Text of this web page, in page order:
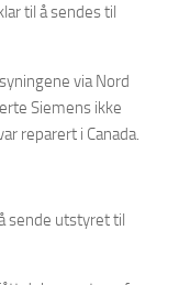
til å sendes til
via Nord
Siemens ikke
reparert i Canada.
sende utstyret til